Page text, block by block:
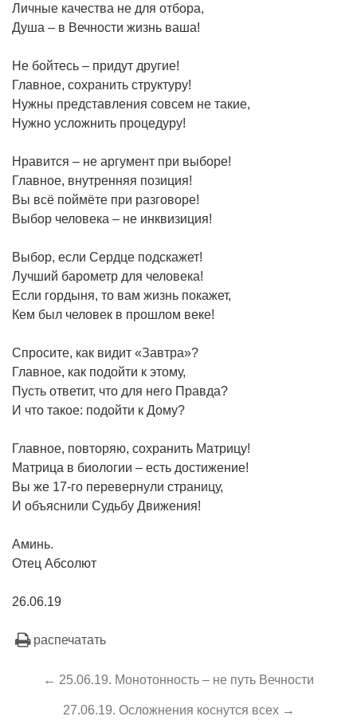
Личные качества не для отбора,
Душа – в Вечности жизнь ваша!
Не бойтесь – придут другие!
Главное, сохранить структуру!
Нужны представления совсем не такие,
Нужно усложнить процедуру!
Нравится – не аргумент при выборе!
Главное, внутренняя позиция!
Вы всё поймёте при разговоре!
Выбор человека – не инквизиция!
Выбор, если Сердце подскажет!
Лучший барометр для человека!
Если гордыня, то вам жизнь покажет,
Кем был человек в прошлом веке!
Спросите, как видит «Завтра»?
Главное, как подойти к этому,
Пусть ответит, что для него Правда?
И что такое: подойти к Дому?
Главное, повторяю, сохранить Матрицу!
Матрица в биологии – есть достижение!
Вы же 17-го перевернули страницу,
И объяснили Судьбу Движения!
Аминь.
Отец Абсолют
26.06.19
распечатать
← 25.06.19. Монотонность – не путь Вечности
27.06.19. Осложнения коснутся всех →